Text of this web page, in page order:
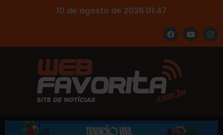
10 de agosto de 2026 01:47